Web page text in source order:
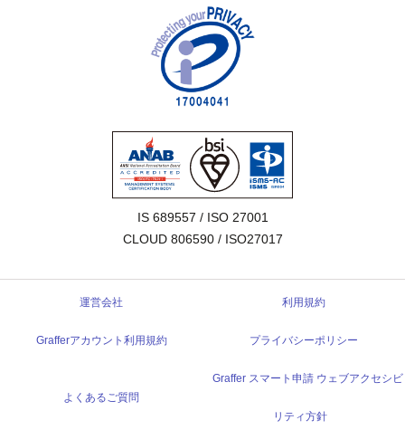
IS 689557 / ISO 27001
CLOUD 806590 / ISO27017
運営会社 利用規約
Grafferアカウント利用規約 プライバシーポリシー
よくあるご質問
Graffer スマート申請 ウェブアクセシビ
リティ方針